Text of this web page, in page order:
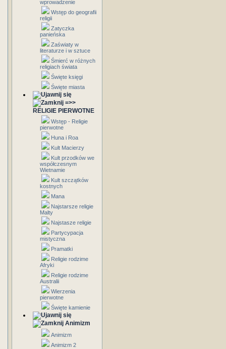
wprowadzenie
Wstęp do geografii
religii
Zatyczka
panieńska
Zaświaty w
literaturze i w sztuce
Śmierć w różnych
religiach świata
Święte księgi
Święte miasta
=>>
RELIGIE PIERWOTNE
Wstęp - Religie
pierwotne
Huna i Roa
Kult Macierzy
Kult przodków we
współczesnym
Wietnamie
Kult szczątków
kostnych
Mana
Najstarsze religie
Malty
Najstasze religie
Partycypacja
mistyczna
Pramatki
Religie rodzime
Afryki
Religie rodzime
Australii
Wierzenia
pierwotne
Święte kamienie
Animizm
Animizm
Animizm 2